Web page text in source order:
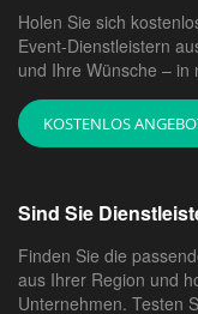
Holen Sie sich
Event-Dienstleistern
und Ihre Wünsche – in
KOSTENLOS
Sind Sie
Finden Sie die
aus Ihrer Region und
Unternehmen. Testen